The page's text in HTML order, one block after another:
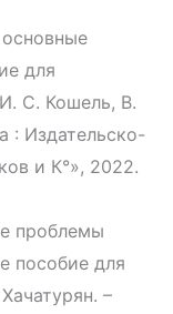
для
С. Кошель, В.
: Издательско-
и К°», 2022.
проблемы
пособие для
–